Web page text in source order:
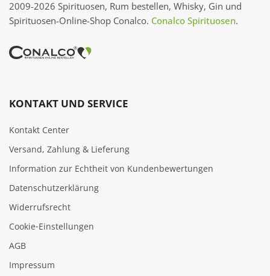
2009-2026 Spirituosen, Rum bestellen, Whisky, Gin und
Spirituosen-Online-Shop Conalco. Conalco Spirituosen.
KONTAKT UND SERVICE
Kontakt Center
Versand, Zahlung & Lieferung
Information zur Echtheit von Kundenbewertungen
Datenschutzerklärung
Widerrufsrecht
Cookie‑Einstellungen
AGB
Impressum